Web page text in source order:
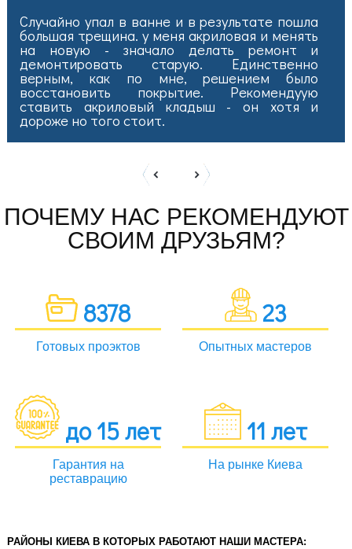
Случайно упал в ванне и в результате пошла
большая трещина. у меня акриловая и менять
на новую - значало делать ремонт и
демонтировать старую. Единственно
верным, как по мне, решением было
восстановить покрытие. Рекомендуую
ставить акриловый кладыш - он хотя и
дороже но того стоит.
ПОЧЕМУ НАС РЕКОМЕНДУЮТ
СВОИМ ДРУЗЬЯМ?
8378
Готовых проэктов
23
Опытных мастеров
до 15 лет
Гарантия на
реставрацию
11 лет
На рынке Киева
РАЙОНЫ КИЕВА В КОТОРЫХ РАБОТАЮТ НАШИ МАСТЕРА: